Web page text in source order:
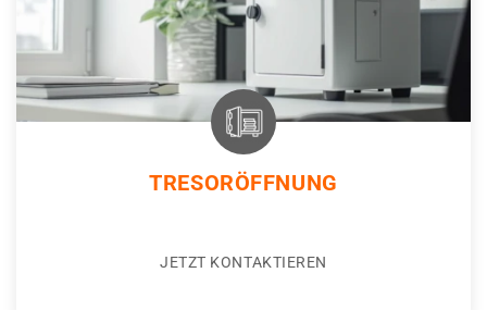
TRESORÖFFNUNG
JETZT KONTAKTIEREN